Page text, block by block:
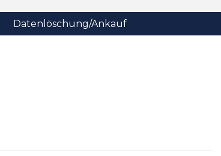
Datenlöschung/Ankauf